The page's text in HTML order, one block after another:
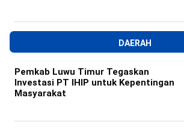
DAERAH
Pemkab Luwu Timur Tegaskan
Investasi PT IHIP untuk Kepentingan
Masyarakat